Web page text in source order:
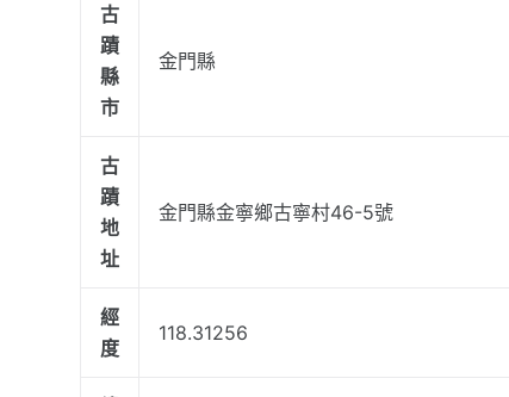
古
蹟
縣
市
金門縣
古
蹟
地
址
金門縣金寧鄉古寧村46-5號
經
度
118.31256